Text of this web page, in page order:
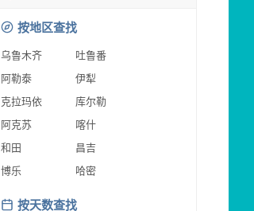
按地区查找
乌鲁木齐
吐鲁番
阿勒泰
伊犁
克拉玛依
库尔勒
阿克苏
喀什
和田
昌吉
博乐
哈密
按天数查找